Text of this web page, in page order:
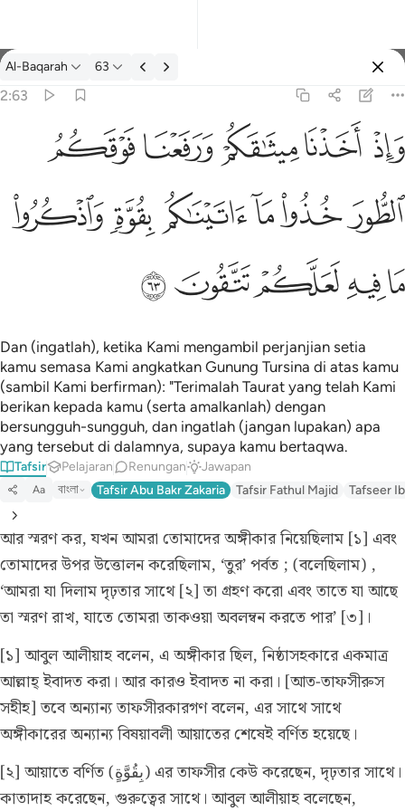
Tafsir: Al-Baqarah 2:63
Al-Baqarah 63
2:63
فوقكم الطور خذوا ما اتيناكم بقوة واذكروا ما فيه لعلكم تتقون ٦٣
ٱلطُّورَ خُذُوا۟ مَآ ءَاتَيْنَـٰكُم بِقُوَّةٍۢ وَٱذْكُرُوا۟ مَا فِيهِ لَعَلَّكُمْ تَتَّقُونَ ٦٣ﱚ ﱛﱜﱝﱞ
ﱟﱠﱡﱢ ﱣﱤ
ﱥﱦﱧﱨﱩ
Dan (ingatlah), ketika Kami mengambil perjanjian setia
kamu semasa Kami angkatkan Gunung Tursina di atas kamu
(sambil Kami berfirman): "Terimalah Taurat yang telah Kami
berikan kepada kamu (serta amalkanlah) dengan
bersungguh-sungguh, dan ingatlah (jangan lupakan) apa
yang tersebut di dalamnya, supaya kamu bertaqwa.
Tafsir Pelajaran Renungan Jawapan
Aa বাংলা Tafsir Abu Bakr Zakaria Tafsir Fathul Majid Tafseer
আর স্মরণ কর, যখন আমরা তোমাদের অঙ্গীকার নিয়েছিলাম [১] এবং
তোমাদের উপর উত্তোলন করেছিলাম, ‘তুর’ পর্বত ; (বলেছিলাম) ,
‘আমরা যা দিলাম দৃঢ়তার সাথে [২] তা গ্রহণ করো এবং তাতে যা আছে
তা স্মরণ রাখ, যাতে তোমরা তাকওয়া অবলম্বন করতে পার’ [৩]।
[১] আবুল আলীয়াহ বলেন, এ অঙ্গীকার ছিল, নিষ্ঠাসহকারে একমাত্র
আল্লাহ্‌ ইবাদত করা। আর কারও ইবাদত না করা। [আত-তাফসীরুস
সহীহ] তবে অন্যান্য তাফসীরকারগণ বলেন, এর সাথে সাথে
অঙ্গীকারের অন্যান্য বিষয়াবলী আয়াতের শেষেই বর্ণিত হয়েছে।
[২] আয়াতে বর্ণিত (بِقُوَّةٍ) এর তাফসীর কেউ করেছেন, দৃঢ়তার সাথে।
কাতাদাহ করেছেন, গুরুত্বের সাথে। আবুল আলীয়াহ বলেছেন,